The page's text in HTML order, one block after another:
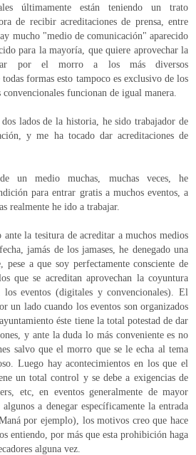
últimamente están teniendo un trato
de recibir acreditaciones de prensa, entre
mucho "medio de comunicación" aparecido
para la mayoría, que quiere aprovechar la
por el morro a los más diversos
formas esto tampoco es exclusivo de los
funcionan de igual manera.
lados de la historia, he sido trabajador de
y me ha tocado dar acreditaciones de
un medio muchas, muchas veces, he
para entrar gratis a muchos eventos, a
realmente he ido a trabajar.
ante la tesitura de acreditar a muchos medios
jamás de los jamases, he denegado una
pese a que soy perfectamente consciente de
que se acreditan aprovechan la coyuntura
eventos (digitales y convencionales). El
un lado cuando los eventos son organizados
éste tiene la total potestad de dar
y ante la duda lo más conveniente es no
salvo que el morro que se le echa al tema
Luego hay acontecimientos en los que el
un total control y se debe a exigencias de
etc, en eventos generalmente de mayor
a denegar específicamente la entrada
por ejemplo), los motivos creo que hace
entiendo, por más que esta prohibición haga
alguna vez.